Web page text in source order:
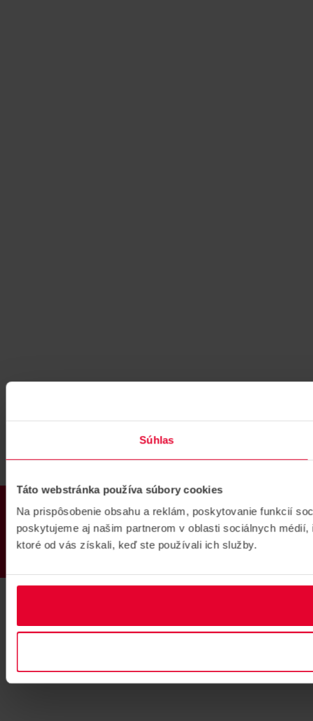
Súhlas
Táto webstránka používa súbory cookies
Na prispôsobenie obsahu a reklám, poskytovanie funkcií
poskytujeme aj našim partnerom v oblasti sociálnych
ktoré od vás získali, keď ste používali ich služby.
PRODUKTY